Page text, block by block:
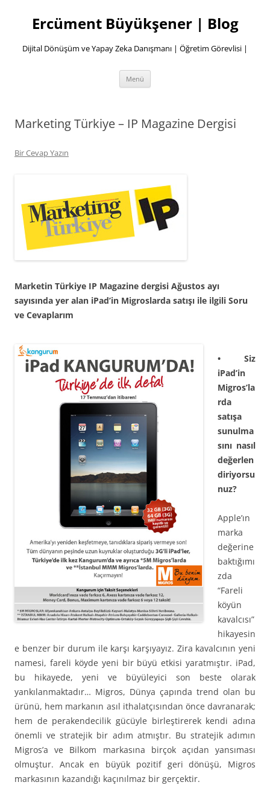
Ercüment Büyükşener | Blog
Dijital Dönüşüm ve Yapay Zeka Danışmanı | Öğretim Görevlisi |
Menü
Marketing Türkiye – IP Magazine Dergisi
Bir Cevap Yazın
Marketin Türkiye IP Magazine dergisi Ağustos ayı
sayısında yer alan iPad’in Migroslarda satışı ile ilgili Soru
ve Cevaplarım
• Siz
iPad’in
Migros’la
rda
satışa
sunulma
sını nasıl
değerlen
diriyorsu
nuz?
Apple’ın
marka
değerine
baktığımı
zda
“Fareli
köyün
kavalcısı”
hikayesin
e benzer bir durum ile karşı karşıyayız. Zira kavalcının yeni
namesi, fareli köyde yeni bir büyü etkisi yaratmıştır. iPad,
bu hikayede, yeni ve büyüleyici son beste olarak
yankılanmaktadır… Migros, Dünya çapında trend olan bu
ürünü, hem markanın asıl ithalatçısından önce davranarak;
hem de perakendecilik gücüyle birleştirerek kendi adına
önemli ve stratejik bir adım atmıştır. Bu stratejik adımın
Migros’a ve Bilkom markasına birçok açıdan yansıması
olmuştur. Ancak en büyük pozitif geri dönüşü, Migros
markasının kazandığı kaçınılmaz bir gerçektir.